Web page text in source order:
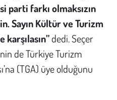
parti farkı olmaksızın
Sayın Kültür ve Turizm
karşılasın”dedi. Seçer
de Türkiye Turizm
(TGA) üye olduğunu